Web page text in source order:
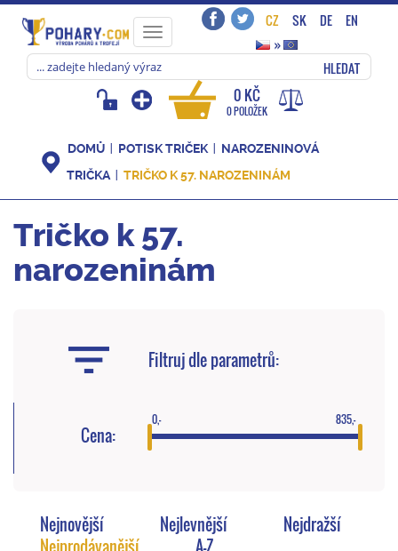
Toggle
navigation
CZ SK DE
EN
»
HLEDAT
0 KČ
0 POLOŽEK
DOMŮ POTISK TRIČEK
NAROZENINOVÁ
TRIČKA
TRIČKO K 57. NAROZENINÁM
Tričko k 57.
narozeninám
Filtruj dle parametrů:
Cena:
0,- 835,-
Nejnovější Nejlevnější
Nejdražší